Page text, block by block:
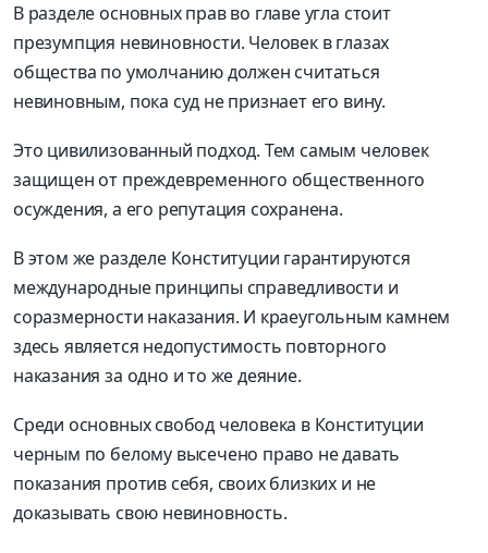
В разделе основных прав во главе угла стоит
презумпция невиновности. Человек в глазах
общества по умолчанию должен считаться
невиновным, пока суд не признает его вину.
Это цивилизованный подход. Тем самым человек
защищен от преждевременного общественного
осуждения, а его репутация сохранена.
В этом же разделе Конституции гарантируются
международные принципы справедливости и
соразмерности наказания. И краеугольным камнем
здесь является недопустимость повторного
наказания за одно и то же деяние.
Среди основных свобод человека в Конституции
черным по белому высечено право не давать
показания против себя, своих близких и не
доказывать свою невиновность.